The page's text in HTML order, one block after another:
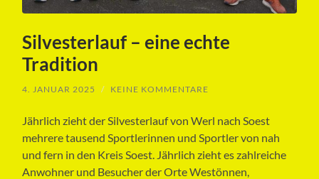
Silvesterlauf – eine echte
Tradition
4. JANUAR 2025 / KEINE KOMMENTARE
Jährlich zieht der Silvesterlauf von Werl nach Soest
mehrere tausend Sportlerinnen und Sportler von nah
und fern in den Kreis Soest. Jährlich zieht es zahlreiche
Anwohner und Besucher der Orte Westönnen,